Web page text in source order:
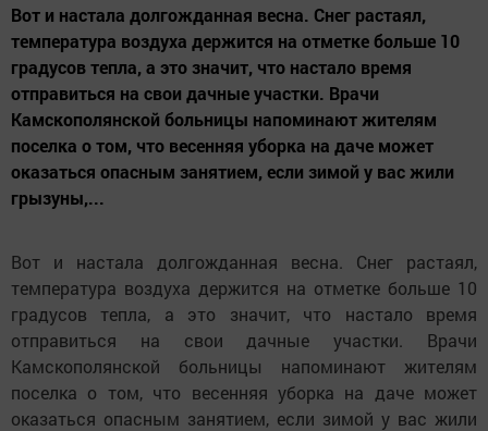
Вот и настала долгожданная весна. Снег растаял,
температура воздуха держится на отметке больше 10
градусов тепла, а это значит, что настало время
отправиться на свои дачные участки. Врачи
Камскополянской больницы напоминают жителям
поселка о том, что весенняя уборка на даче может
оказаться опасным занятием, если зимой у вас жили
грызуны,...
Вот и настала долгожданная весна. Снег растаял,
температура воздуха держится на отметке больше 10
градусов тепла, а это значит, что настало время
отправиться на свои дачные участки. Врачи
Камскополянской больницы напоминают жителям
поселка о том, что весенняя уборка на даче может
оказаться опасным занятием, если зимой у вас жили